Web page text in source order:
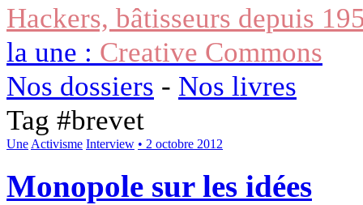
Hackers, bâtisseurs depuis
la une : Creative Commons
Nos dossiers - Nos livres
Tag #brevet
Une Activisme Interview • 2 octobre 2012
Monopole sur les idées